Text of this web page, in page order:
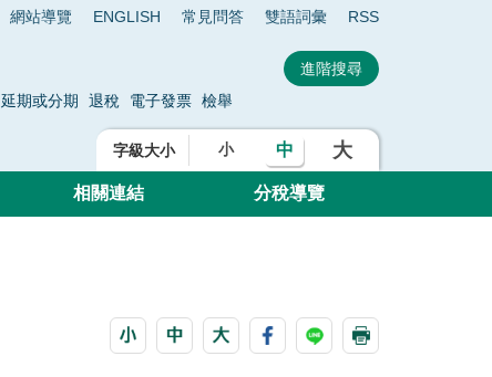
網站導覽 ENGLISH 常見問答 雙語詞彙 RSS
延期或分期 退稅 電子發票 檢舉
字級大小 小 中 大
相關連結 分稅導覽